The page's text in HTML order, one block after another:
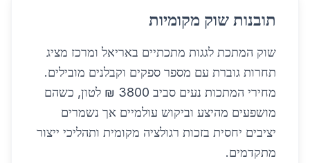
תובנות שוק מקומיות
שוק המתכת לגגות מתכתיים באריאל ומרכז מציג
תחרות גוברת עם מספר ספקים וקבלנים מובילים.
מחירי המתכות נעים סביב 3800 ₪ לטון, כשהם
מושפעים מהיצע וביקוש עולמיים אך נשמרים
יציבים יחסית בזכות רגולציה מקומית ותהליכי ייצור
מתקדמים.